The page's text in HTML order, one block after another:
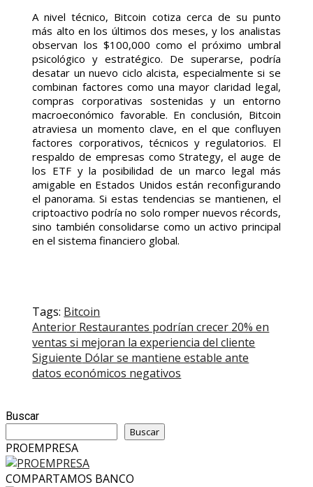
A nivel técnico, Bitcoin cotiza cerca de su punto
más alto en los últimos dos meses, y los analistas
observan los $100,000 como el próximo umbral
psicológico y estratégico. De superarse, podría
desatar un nuevo ciclo alcista, especialmente si se
combinan factores como una mayor claridad legal,
compras corporativas sostenidas y un entorno
macroeconómico favorable. En conclusión, Bitcoin
atraviesa un momento clave, en el que confluyen
factores corporativos, técnicos y regulatorios. El
respaldo de empresas como Strategy, el auge de
los ETF y la posibilidad de un marco legal más
amigable en Estados Unidos están reconfigurando
el panorama. Si estas tendencias se mantienen, el
criptoactivo podría no solo romper nuevos récords,
sino también consolidarse como un activo principal
en el sistema financiero global.
Tags: Bitcoin
Post
navigation
Anterior Restaurantes podrían crecer 20% en
ventas si mejoran la experiencia del cliente
Siguiente Dólar se mantiene estable ante
datos económicos negativos
Buscar
Buscar
PROEMPRESA
COMPARTAMOS BANCO